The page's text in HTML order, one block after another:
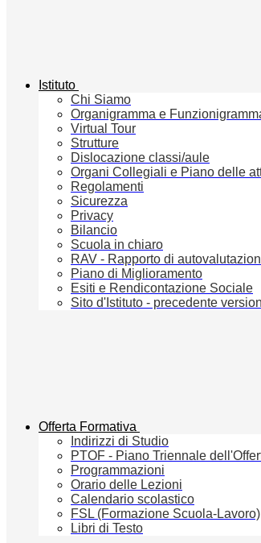
Istituto
Chi Siamo
Organigramma e
Virtual Tour
Strutture
Dislocazione classi/aule
Organi Collegiali e Piano delle
Regolamenti
Sicurezza
Privacy
Bilancio
Scuola in chiaro
RAV - Rapporto di
Piano di Miglioramento
Esiti e Rendicontazione Sociale
Sito d'Istituto - precedente
Offerta Formativa
Indirizzi di Studio
PTOF - Piano Triennale
Programmazioni
Orario delle Lezioni
Calendario scolastico
FSL (Formazione Scuola-Lavoro)
Libri di Testo